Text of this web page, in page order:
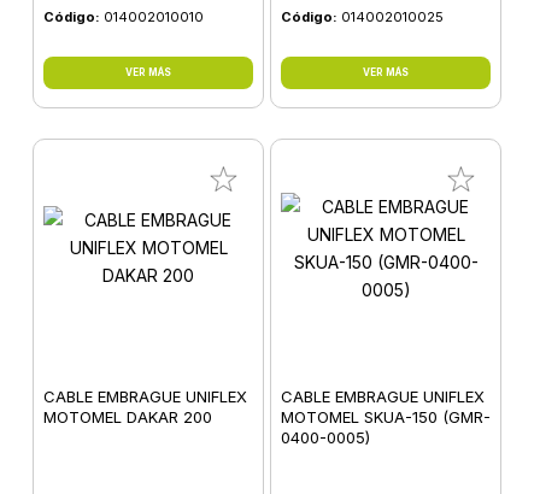
Código: 014002010010
VER MÁS
Código: 014002010025
VER MÁS
CABLE EMBRAGUE UNIFLEX
MOTOMEL DAKAR 200
CABLE EMBRAGUE UNIFLEX
MOTOMEL SKUA-150 (GMR-
0400-0005)